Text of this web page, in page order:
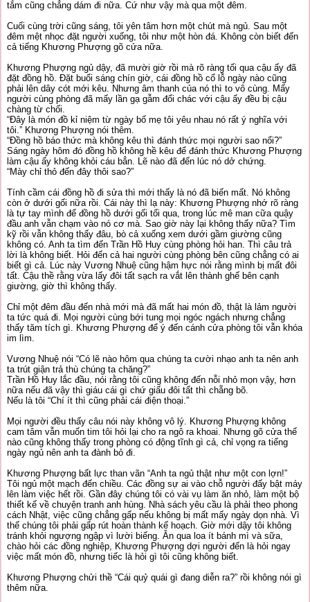
tắm cũng chẳng dám đi nữa. Cứ như vậy mà qua một đêm.
Cuối cùng trời cũng sáng, tôi yên tâm hơn một chút mà ngủ. Sau một
đêm mệt nhọc đặt người xuống, tôi như một hòn đá. Không còn biết đến
cả tiếng Khương Phượng gõ cửa nữa.
Khương Phượng ngủ dậy, đã mười giờ rồi mà rõ ràng tối qua cậu ấy đã
đặt đồng hồ. Đặt buổi sáng chín giờ, cái đồng hồ cổ lỗ ngày nào cũng
phải lên dây cót mới kêu. Nhưng âm thanh của nó thì to vô cùng. Mấy
người cùng phòng đã mấy lần gạ gẫm đổi chác với cậu ấy đều bị cậu
chàng từ chối.
“Đây là món đồ kỉ niệm từ ngày bố mẹ tôi yêu nhau nó rất ý nghĩa với
tôi.” Khương Phượng nói thêm.
“Đồng hồ báo thức mà không kêu thì đánh thức mọi người sao nổi?”
Sáng ngày hôm đó đồng hồ không hề kêu để đánh thức Khương Phượng
làm cậu ấy không khỏi cáu bẳn. Lẽ nào đã đến lúc nó dở chứng.
“Mày chỉ thỏ đến đây thôi sao?”
Tính cầm cái đồng hồ đi sửa thì mới thấy là nó đã biến mất. Nó không
còn ở dưới gối nữa rồi. Cái này thì lạ này: Khương Phượng nhớ rõ ràng
là tự tay mình để đồng hồ dưới gối tối qua, trong lúc mê man cữa quậy
đầu anh vẫn chạm vào nó cơ mà. Sao giờ này lại không thấy nữa? Tìm
kỹ rồi vẫn không thấy đâu, bò cả xuống xem dưới gầm giường cũng
không có. Anh ta tìm đến Trần Hồ Huy cùng phòng hỏi han. Thì câu trả
lời là không biết. Hỏi đến cả hai người cùng phòng bên cũng chẳng có ai
biết gì cả. Lúc này Vương Nhuệ cũng hậm hực nói rằng mình bị mất đôi
tất. Cậu thề rằng vừa lấy đôi tất sạch ra vắt lên thành ghế bên cạnh
giường, giờ thì không thấy.
Chỉ một đêm đầu đến nhà mới mà đã mất hai món đồ, thật là lảm người
ta tức quá đi. Mọi người cùng bới tung mọi ngóc ngách nhưng chẳng
thấy tăm tích gì. Khương Phượng để ý đến cánh cửa phòng tôi vẫn khóa
im lìm.
Vương Nhuệ nói “Có lẽ nào hôm qua chúng ta cười nhạo anh ta nên anh
ta trút giận trả thù chúng ta chăng?”
Trần Hồ Huy lắc đầu, nói rằng tôi cũng không đến nỗi nhỏ mọn vậy, hơn
nữa nếu đã vậy thì giáu cái gì chứ giấu đôi tất thì chẵng bõ.
Nếu là tôi “Chí ít thì cũng phải cái điện thoại.”
Mọi người đều thấy câu nói này không vô lý. Khương Phượng không
cam tâm vẫn muốn tim tôi hỏi lại cho ra ngô ra khoai. Nhưng gõ cửa thế
nào cũng không thấy trong phòng có động tĩnh gì cả, chỉ vọng ra tiếng
ngày ngủ nên anh ta đành bỏ đi.
Khương Phượng bất lực than vãn “Anh ta ngủ thật như một con lợn!”
Tôi ngủ một mạch đến chiều. Các đồng sự ai vào chỗ người đấy bật máy
lên làm việc hết rồi. Gần đây chúng tôi có vài vụ làm ăn nhỏ, làm một bộ
thiết kế về chuyện tranh anh hùng. Nhà sách yêu cầu là phải theo phong
cách Nhật, việc cũng chẳng gấp nếu không bị mất mấy ngày dọn nhà. Vì
thế chúng tôi phải gấp rút hoàn thành kế hoạch. Giờ mới dậy tôi không
tránh khỏi ngượng ngập vì lười biếng. Ăn qua loa ít bánh mì và sữa,
chào hỏi các đồng nghiệp, Khương Phượng dợi người đến là hỏi ngay
việc mất món đồ, nhưng tiếc là hỏi gì tôi cũng không biết.
Khương Phượng chửi thề “Cái quỷ quái gì đang diễn ra?” rồi không nói gì
thêm nữa.